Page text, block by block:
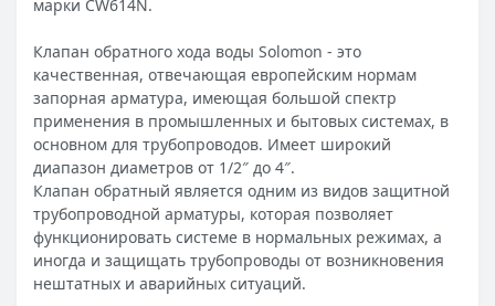
марки CW614N.
Клапан обратного хода воды Solomon - это
качественная, отвечающая европейским нормам
запорная арматура, имеющая большой спектр
применения в промышленных и бытовых системах, в
основном для трубопроводов. Имеет широкий
диапазон диаметров от 1/2″ до 4″.
Клапан обратный является одним из видов защитной
трубопроводной арматуры, которая позволяет
функционировать системе в нормальных режимах, а
иногда и защищать трубопроводы от возникновения
нештатных и аварийных ситуаций.